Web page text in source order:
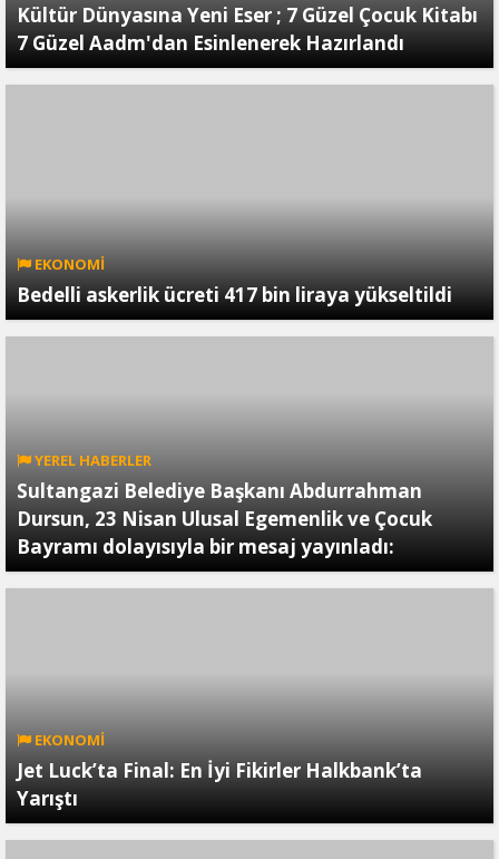
Kültür Dünyasına Yeni Eser ; 7 Güzel Çocuk Kitabı
7 Güzel Aadm'dan Esinlenerek Hazırlandı
EKONOMİ
Bedelli askerlik ücreti 417 bin liraya yükseltildi
YEREL HABERLER
Sultangazi Belediye Başkanı Abdurrahman
Dursun, 23 Nisan Ulusal Egemenlik ve Çocuk
Bayramı dolayısıyla bir mesaj yayınladı:
EKONOMİ
Jet Luck’ta Final: En İyi Fikirler Halkbank’ta
Yarıştı